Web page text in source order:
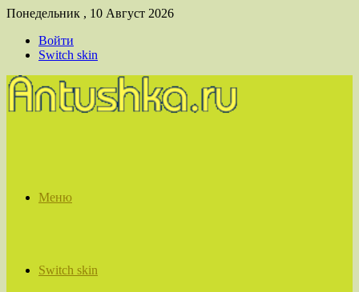
Понедельник , 10 Август 2026
Войти
Switch skin
Меню
Switch skin